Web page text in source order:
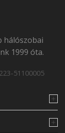
hálószobai
1999 óta.
51100005